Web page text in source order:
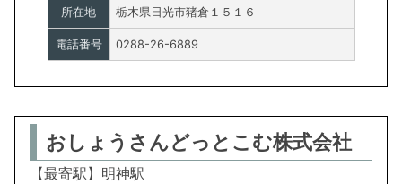
所在地 栃木県日光市猪倉１５１６
電話番号 0288-26-6889
おしょうさんどっとこむ株式会社
【最寄駅】明神駅